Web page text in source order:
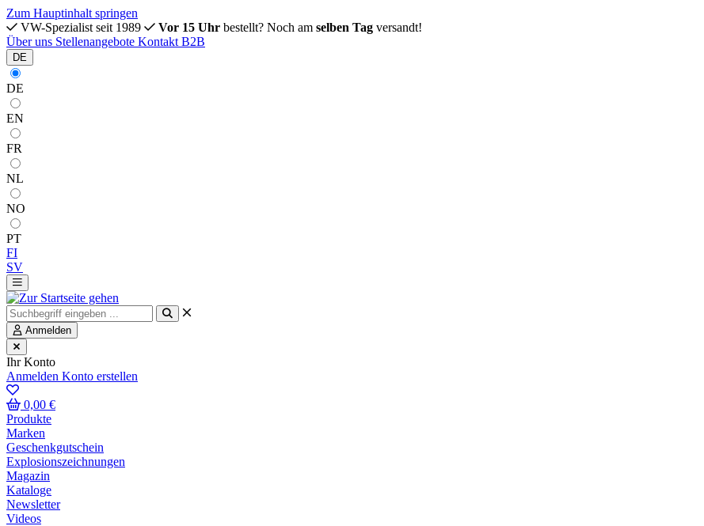
Zum Hauptinhalt springen
VW-Spezialist seit 1989
Vor 15 Uhr bestellt? Noch am selben Tag versandt!
Über uns Stellenangebote Kontakt B2B
DE
DE
EN
FR
NL
NO
PT
FI
SV
Anmelden
Ihr Konto
Anmelden Konto erstellen
0,00 €
Produkte
Marken
Geschenkgutschein
Explosionszeichnungen
Magazin
Kataloge
Newsletter
Videos